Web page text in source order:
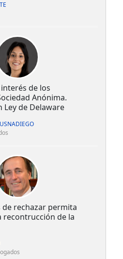
de los
Anónima.
Ley de Delaware
de rechazar permita
recontrucción de la